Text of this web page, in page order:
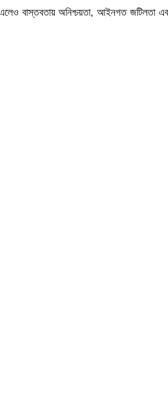
বাস্তবতায় অনিশ্চয়তা, আইনগত জটিলতা এবং